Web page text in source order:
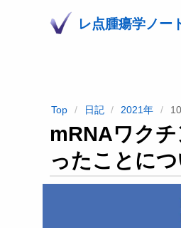
レ点腫瘍学ノー
Top 日記 2021年
mRNAワク
ったことに